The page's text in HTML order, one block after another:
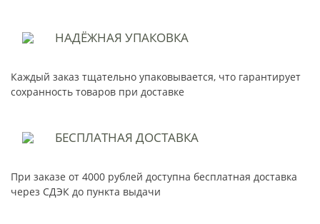
НАДЁЖНАЯ УПАКОВКА
Каждый заказ тщательно упаковывается, что гарантирует
сохранность товаров при доставке
БЕСПЛАТНАЯ ДОСТАВКА
При заказе от 4000 рублей доступна бесплатная доставка
через СДЭК до пункта выдачи